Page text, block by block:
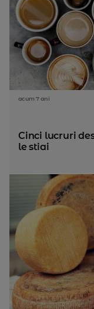
acum 7 ani
Cinci lucruri
le stiai